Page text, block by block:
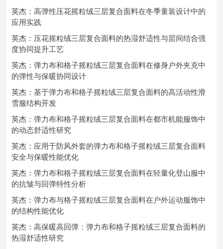
英杰：高弹性压花摇粒绒三层复合面料在冬季童装设计中的
应用实践
英杰：压花摇粒绒三层复合面料的热湿舒适性与层间结合强
度协同提升工艺
英杰：弹力布和格子摇粒绒三层复合面料在修身户外夹克中
的弹性与保暖协同设计
英杰：基于弹力布和格子摇粒绒三层复合面料的高活动性滑
雪服结构开发
英杰：弹力布和格子摇粒绒三层复合面料在都市机能服饰中
的动态舒适性研究
英杰：应用于防风外套的弹力布和格子摇粒绒三层复合面料
安全与保暖性能优化
英杰：弹力布和格子摇粒绒三层复合面料在轻量化登山服中
的抗皱与回弹特性分析
英杰：弹力布与格子摇粒绒三层复合面料在户外运动服饰中
的结构性能优化
英杰：高保暖高回弹：弹力布和格子摇粒绒三层复合面料的
热湿舒适性研究